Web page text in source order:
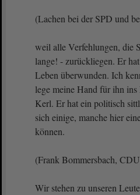
(Lachen bei der SPD und
weil alle Verfehlungen, die
lange! - zurückliegen. Er
Leben überwunden. Ich
lege meine Hand für ihn
Kerl. Er hat ein politisch
sich einige, manche hier
können.
(Frank Bommersbach,
Wir stehen zu unseren